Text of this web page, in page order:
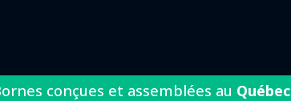
conçues et assemblées au Québec